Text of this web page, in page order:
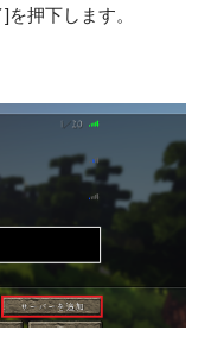
押下します。